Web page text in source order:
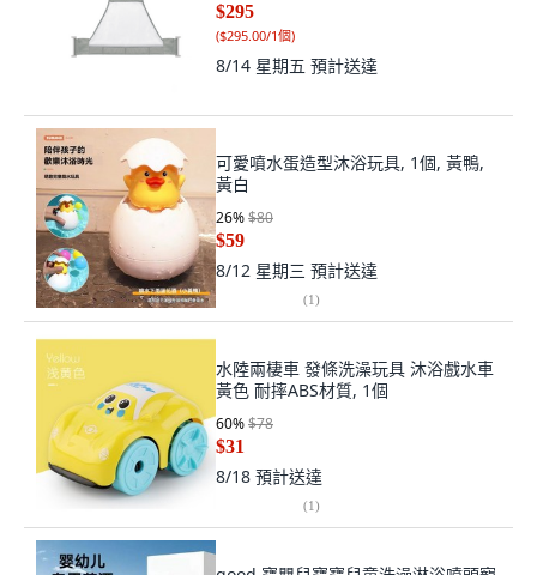
$295
($295.00/1個)
8/14 星期五 預計送達
可愛噴水蛋造型沐浴玩具, 1個, 黃鴨,
黃白
26%$80
$59
8/12 星期三 預計送達
(1)
水陸兩棲車 發條洗澡玩具 沐浴戲水車
黃色 耐摔ABS材質, 1個
60%$78
$31
8/18 預計送達
(1)